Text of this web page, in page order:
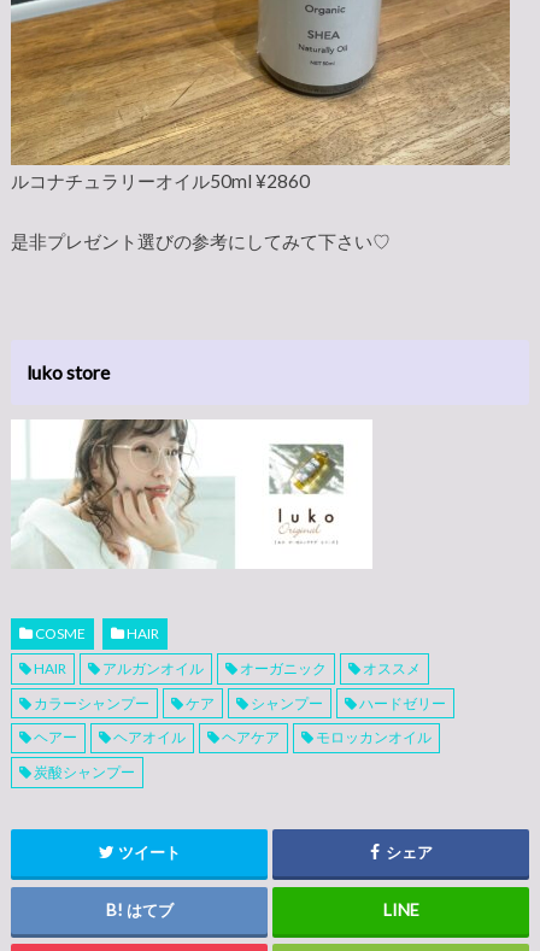
ルコナチュラリーオイル50ml ¥2860
是非プレゼント選びの参考にしてみて下さい♡
luko store
COSME
HAIR
HAIR
アルガンオイル オーガニック
オススメ
カラーシャンプー
ケア シャンプー
ハードゼリー
ヘアー
ヘアオイル ヘアケア
モロッカンオイル
炭酸シャンプー
ツイート シェア
はてブ